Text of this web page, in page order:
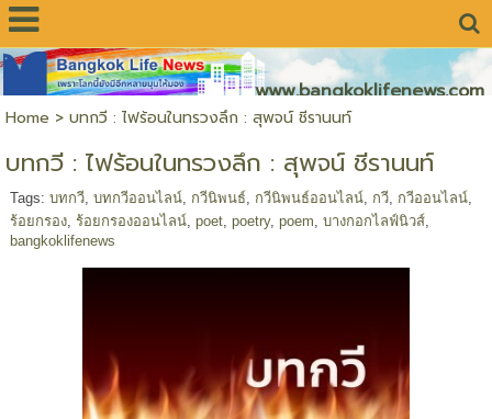
www.bangkoklifenews.com
Home > บทกวี : ไฟร้อนในทรวงลึก : สุพจน์ ชีรานนท์
บทกวี : ไฟร้อนในทรวงลึก : สุพจน์ ชีรานนท์
Tags: บทกวี, บทกวีออนไลน์, กวีนิพนธ์ กวีนิพนธ์ออนไลน์, กวี, กวีออนไลน์,
ร้อยกรอง, ร้อยกรองออนไลน์, poet, poetry, poem บางกอกไลฟ์นิวส์,
bangkoklifenews